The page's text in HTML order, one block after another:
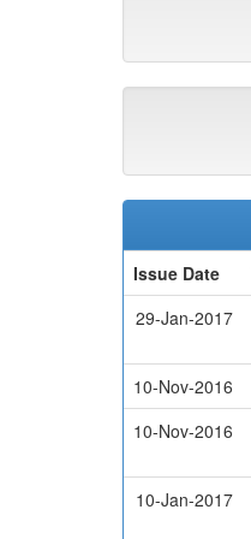
Issue Date
29-Jan-2017
10-Nov-2016
10-Nov-2016
10-Jan-2017